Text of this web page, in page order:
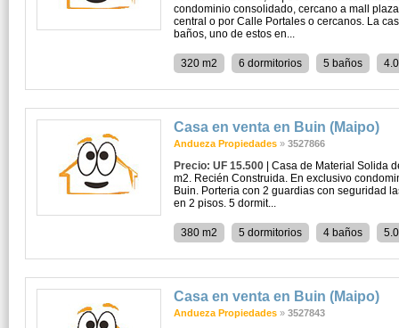
condominio consolidado, cercano a mall
central o por Calle Portales o cercanos. La
baños, uno de estos en...
320 m2 6 dormitorios 5 baños
Casa en venta en Buin (Maipo)
Andueza Propiedades » 3527866
Precio: UF 15.500 | Casa de Material Solida
m2. Recién Construida. En exclusivo
Buin. Porteria con 2 guardias con seguridad
en 2 pisos. 5 dormit...
380 m2 5 dormitorios 4 baños
Casa en venta en Buin (Maipo)
Andueza Propiedades » 3527843